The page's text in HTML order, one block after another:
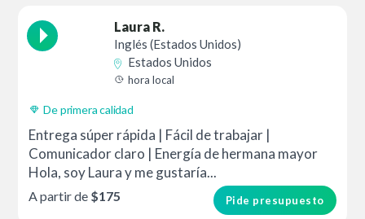
Laura R.
Inglés (Estados Unidos)
Estados Unidos
hora local
De primera calidad
Entrega súper rápida | Fácil de trabajar |
Comunicador claro | Energía de hermana mayor
Hola, soy Laura y me gustaría...
Pide presupuesto
A partir de $175